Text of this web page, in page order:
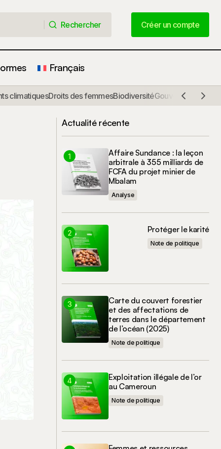
Rechercher
Créer un compte
Créer un compte
Français
CIBC
Contrat d'exploitation UFA 10-018 par
climatiquesDroits des femmesBiodiversitéGouvernance
Actualité récente
Affaire Sundance : la leçon
arbitrale à 355 milliards de
FCFA du projet minier de
Mbalam
Analyse
Protéger le karité
Note de politique
Carte du couvert forestier
et des affectations de
terres dans le département
de l’océan (2025)
Note de politique
Exploitation illégale de l’or
au Cameroun
Note de politique